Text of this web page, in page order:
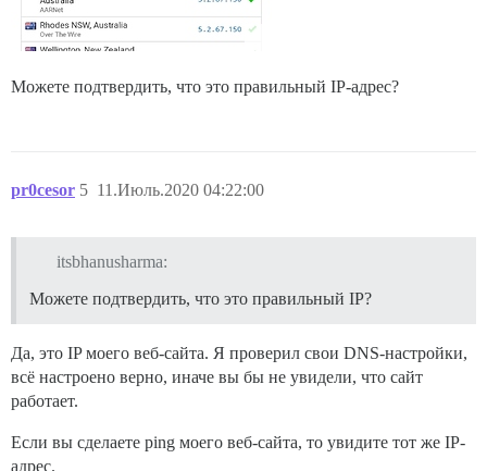
Можете подтвердить, что это правильный IP-адрес?
pr0cesor 11.Июль.2020 04:22:00
5
itsbhanusharma:
Можете подтвердить, что это правильный IP?
Да, это IP моего веб-сайта. Я проверил свои DNS-настройки,
всё настроено верно, иначе вы бы не увидели, что сайт
работает.
Если вы сделаете ping моего веб-сайта, то увидите тот же IP-
адрес.